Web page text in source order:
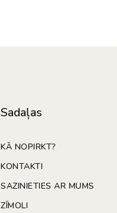
Sadaļas
KĀ NOPIRKT?
KONTAKTI
SAZINIETIES AR MUMS
ZĪMOLI